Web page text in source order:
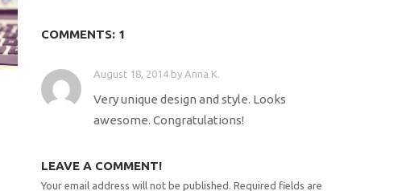
COMMENTS: 1
August 18, 2014 byAnna K.
Very unique design and style. Looks
awesome. Congratulations!
LEAVE A COMMENT!
Your email address will not be published. Required fields are